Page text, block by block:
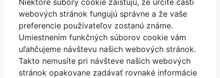
webových stránok fungujú správne a že vaše
preferencie používateľov zostanú známe.
Umiestnením funkčných súborov cookie vám
uľahčujeme návštevu našich webových stránok.
Takto nemusíte pri návšteve našich webových
stránok opakovane zadávať rovnaké informácie